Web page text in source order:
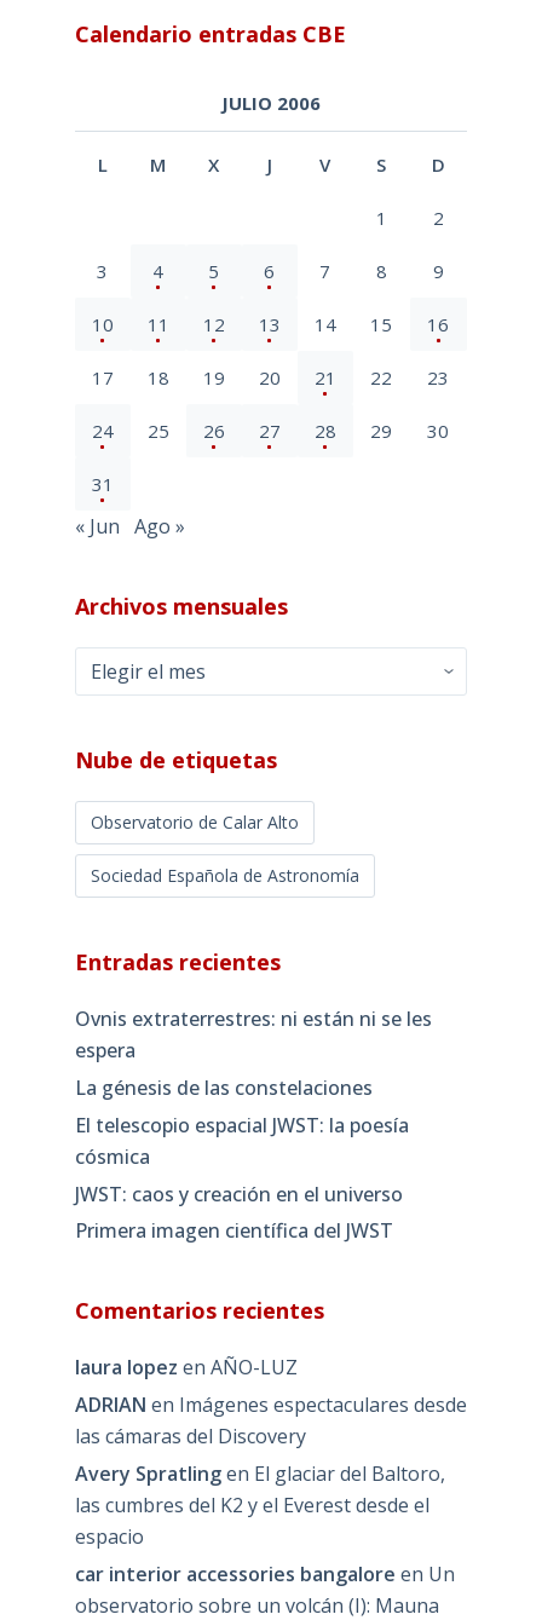
Calendario entradas CBE
JULIO 2006
L M X J V S D
1 2
3 4 5 6 7 8 9
10 11 12 13 14 15 16
17 18 19 20 21 22 23
24 25 26 27 28 29 30
31
« Jun Ago »
Archivos mensuales
Archivos
mensuales
Nube de etiquetas
Observatorio de Calar Alto
Sociedad Española de Astronomía
Entradas recientes
Ovnis extraterrestres: ni están ni se les
espera
La génesis de las constelaciones
El telescopio espacial JWST: la poesía
cósmica
JWST: caos y creación en el universo
Primera imagen científica del JWST
Comentarios recientes
laura lopez en AÑO-LUZ
ADRIAN en Imágenes espectaculares desde
las cámaras del Discovery
Avery Spratlingen El glaciar del Baltoro,
las cumbres del K2 y el Everest desde el
espacio
car interior accessories bangalore en Un
observatorio sobre un volcán (I): Mauna